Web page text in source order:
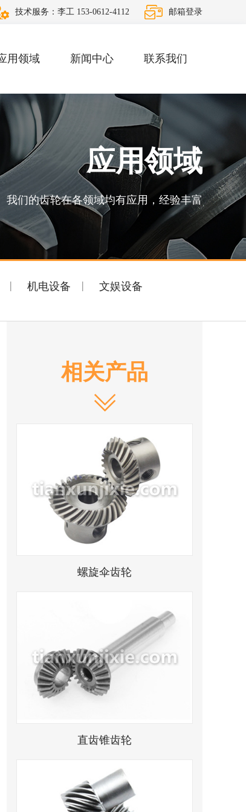
邮箱登录
技术服务：李工 153-0612-4112
用领域 新闻中心 联系我们
应用领域
我们的齿轮在各领域均有应用，经验丰富
| 机电设备 | 文娱设备
相关产品
螺旋伞齿轮
直齿锥齿轮